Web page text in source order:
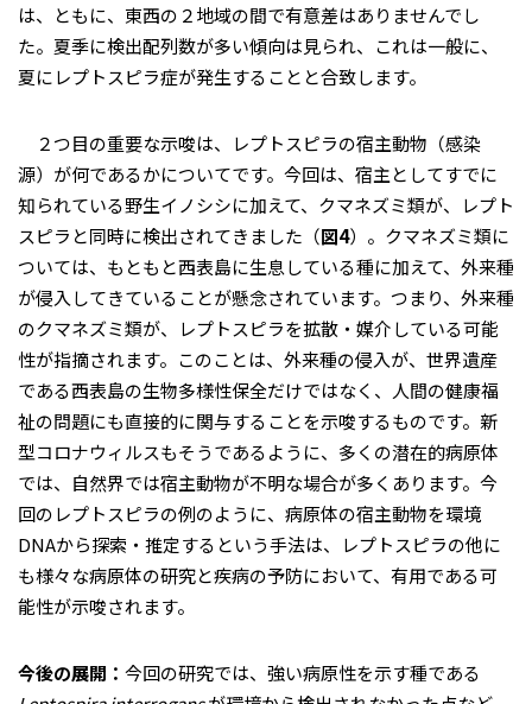
は、ともに、東西の２地域の間で有意差はありませんでし
た。夏季に検出配列数が多い傾向は見られ、これは一般に、
夏にレプトスピラ症が発生することと合致します。
２つ目の重要な示唆は、レプトスピラの宿主動物（感染
源）が何であるかについてです。今回は、宿主としてすでに
知られている野生イノシシに加えて、クマネズミ類が、レプト
スピラと同時に検出されてきました（図4）。クマネズミ類に
ついては、もともと西表島に生息している種に加えて、外来種
が侵入してきていることが懸念されています。つまり、外来種
のクマネズミ類が、レプトスピラを拡散・媒介している可能
性が指摘されます。このことは、外来種の侵入が、世界遺産
である西表島の生物多様性保全だけではなく、人間の健康福
祉の問題にも直接的に関与することを示唆するものです。新
型コロナウィルスもそうであるように、多くの潜在的病原体
では、自然界では宿主動物が不明な場合が多くあります。今
回のレプトスピラの例のように、病原体の宿主動物を環境
DNAから探索・推定するという手法は、レプトスピラの他に
も様々な病原体の研究と疾病の予防において、有用である可
能性が示唆されます。
今後の展開： 今回の研究では、強い病原性を示す種である